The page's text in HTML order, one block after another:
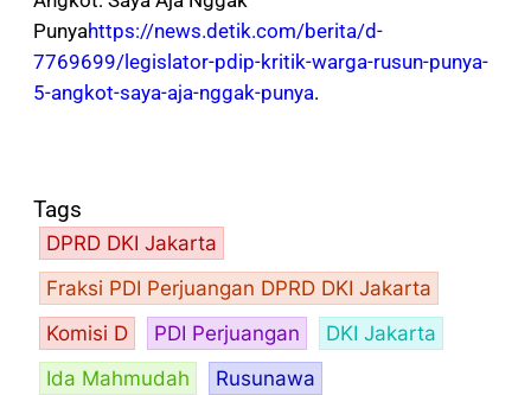
Punyahttps://news.detik.com/berita/d-
7769699/legislator-pdip-kritik-warga-rusun-punya-
5-angkot-saya-aja-nggak-punya.
Tags
DPRD DKI Jakarta
Fraksi PDI Perjuangan DPRD DKI Jakarta
Komisi D
PDI Perjuangan
DKI Jakarta
Ida Mahmudah
Rusunawa